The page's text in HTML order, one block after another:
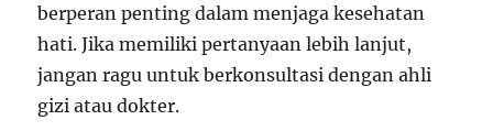
berperan penting dalam menjaga kesehatan
hati. Jika memiliki pertanyaan lebih lanjut,
jangan ragu untuk berkonsultasi dengan ahli
gizi atau dokter.